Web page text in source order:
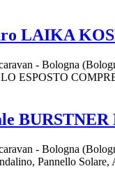
LAIKA
- Bologna
ESPOSTO
- Bologna
Pannello Solare,